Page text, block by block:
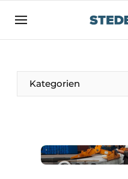
Registrieren Sie
Vermögen
Autorisierung
Direkter Kontakt
Kategorien
Wohnungsbau und